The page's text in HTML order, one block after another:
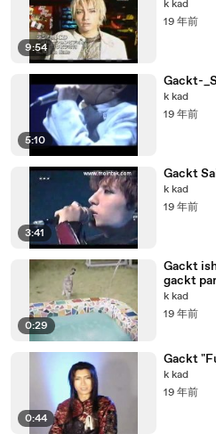
9:54
k kad
19 年前
5:10
Gackt-
k kad
19 年前
3:41
k kad
19 年前
0:29
Gackt ishan mermaid CM (part 2) (
gackt
k kad
19 年前
0:44
Gackt
k kad
19 年前